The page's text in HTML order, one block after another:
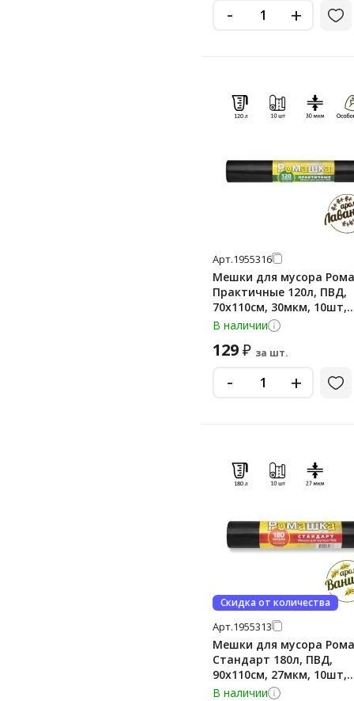
- +
Арт.1955316
Мешки для мусора
Практичные 120л, ПВД,
70х110см, 30мкм, 10шт,
черного цвета, в
В наличии
129₽ за шт.
- +
Скидка от количества
Арт.1955313
Мешки для мусора
Стандарт 180л, ПВД,
90х110см, 27мкм, 10шт,
черного цвета, в
В наличии